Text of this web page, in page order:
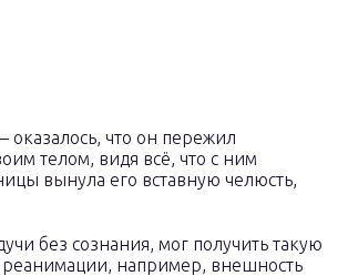
оказалось, что он пережил
телом, видя всё, что с ним
вынула его вставную челюсть,
без сознания, мог получить такую
например, внешность